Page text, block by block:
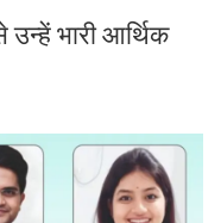
भारी आर्थिक